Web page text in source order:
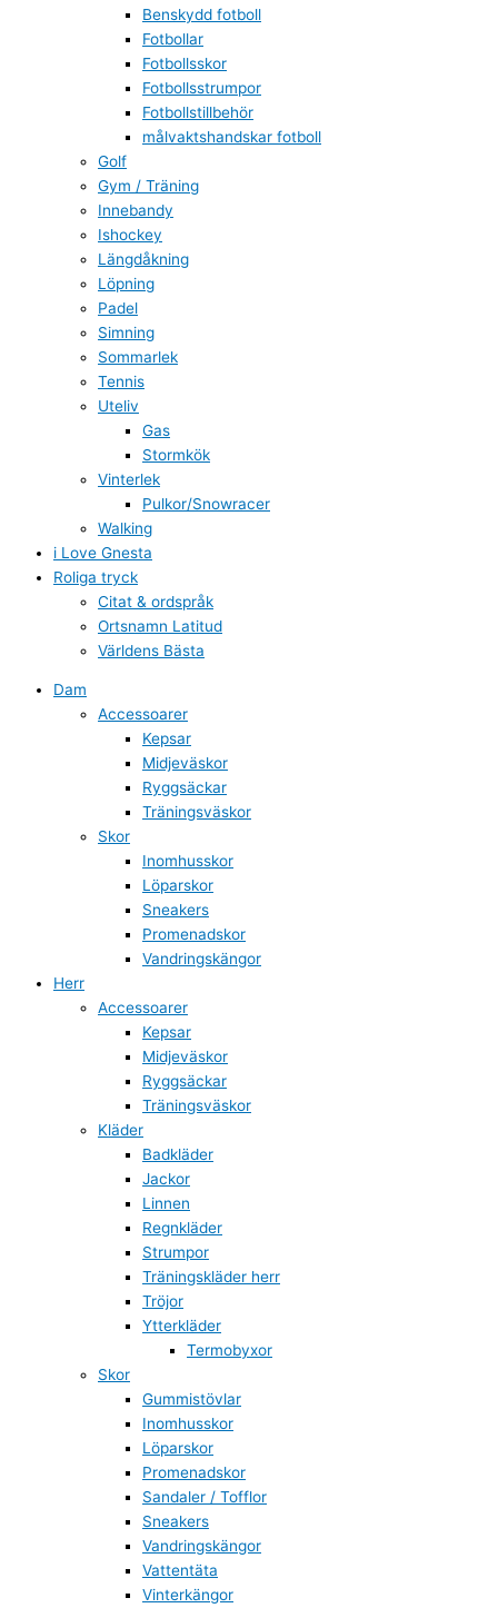
Benskydd fotboll
Fotbollar
Fotbollsskor
Fotbollsstrumpor
Fotbollstillbehör
målvaktshandskar fotboll
Golf
Gym / Träning
Innebandy
Ishockey
Längdåkning
Löpning
Padel
Simning
Sommarlek
Tennis
Uteliv
Gas
Stormkök
Vinterlek
Pulkor/Snowracer
Walking
i Love Gnesta
Roliga tryck
Citat & ordspråk
Ortsnamn Latitud
Världens Bästa
Dam
Accessoarer
Kepsar
Midjeväskor
Ryggsäckar
Träningsväskor
Skor
Inomhusskor
Löparskor
Sneakers
Promenadskor
Vandringskängor
Herr
Accessoarer
Kepsar
Midjeväskor
Ryggsäckar
Träningsväskor
Kläder
Badkläder
Jackor
Linnen
Regnkläder
Strumpor
Träningskläder herr
Tröjor
Ytterkläder
Termobyxor
Skor
Gummistövlar
Inomhusskor
Löparskor
Promenadskor
Sandaler / Tofflor
Sneakers
Vandringskängor
Vattentäta
Vinterkängor